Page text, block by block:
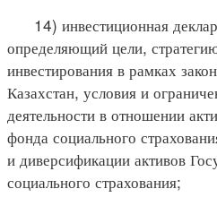
14) инвестиционная
определяющий цели,
инвестирования в рамках
Казахстан, условия и
деятельности в отношении
фонда социального
и диверсификации активов
социального страхования;